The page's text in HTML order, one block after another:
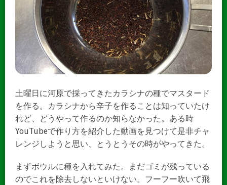
土曜日に河原で採ってきたカラシナの種でマスタード
を作る。カラシナから辛子を作ることは知っていたけ
れど、どうやって作るのか知らなかった。ある時
YouTubeで作り方を紹介した動画を見つけて是非チャ
レンジしようと思い、とうとうその時がやってきた。
まずボウルに種を入れてみた。まだゴミが残っている
のでこれを除去しないといけない。フーフー吹いて飛